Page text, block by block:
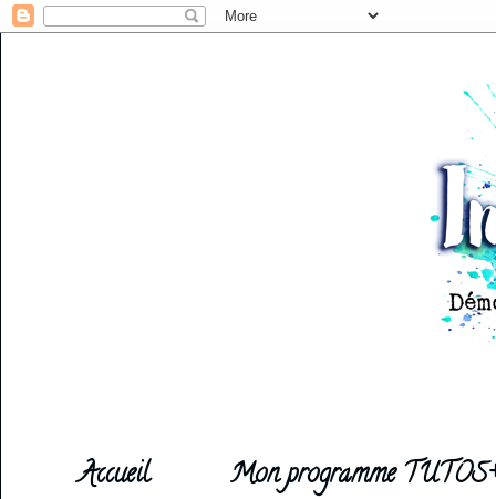
Accueil
Mon programme